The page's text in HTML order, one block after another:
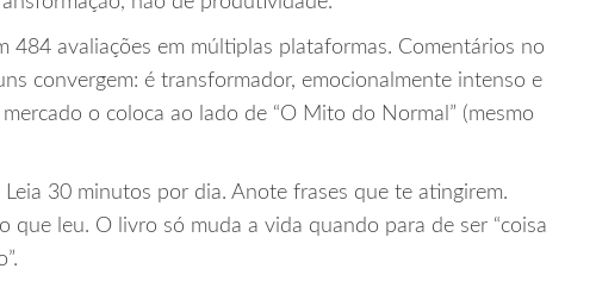
484 avaliações em múltiplas plataformas. Comentários no
convergem: é transformador, emocionalmente intenso e
o coloca ao lado de “O Mito do Normal” (mesmo
Leia 30 minutos por dia. Anote frases que te atingirem.
que leu. O livro só muda a vida quando para de ser “coisa